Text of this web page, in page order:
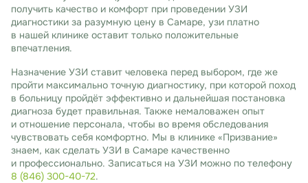
получить качество и комфорт при проведении УЗИ
диагностики за разумную цену в Самаре, узи платно
в нашей клинике оставит только положительные
впечатления.
Назначение УЗИ ставит человека перед выбором, где же
пройти максимально точную диагностику, при которой поход
в больницу пройдёт эффективно и дальнейшая постановка
диагноза будет правильная. Также немаловажен опыт
и отношение персонала, чтобы во время обследования
чувствовать себя комфортно. Мы в клинике «Призвание»
знаем, как сделать УЗИ в Самаре качественно
и профессионально. Записаться на УЗИ можно по телефону
8 (846) 300-40-72.